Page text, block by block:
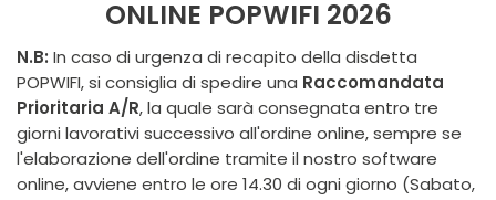
ONLINE POPWIFI 2026
N.B: In caso di urgenza di recapito della disdetta
POPWIFI, si consiglia di spedire una Raccomandata
Prioritaria A/R, la quale sarà consegnata entro tre
giorni lavorativi successivo all'ordine online, sempre se
l'elaborazione dell'ordine tramite il nostro software
online, avviene entro le ore 14.30 di ogni giorno (Sabato,